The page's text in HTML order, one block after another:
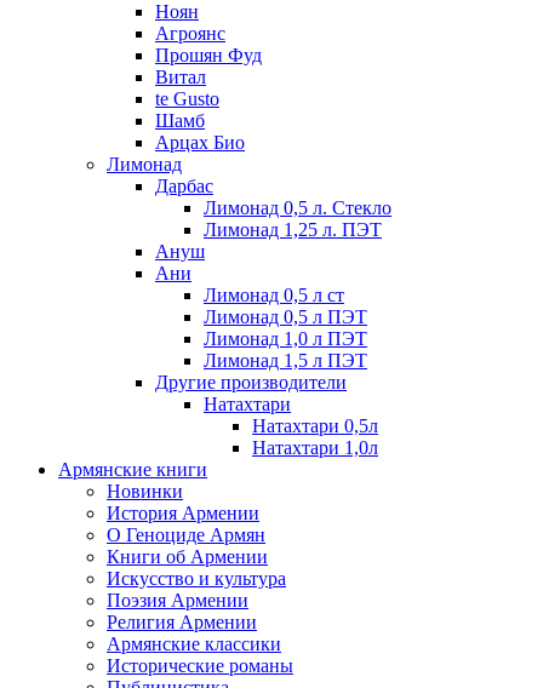
Ноян
Агроянс
Прошян Фуд
Витал
te Gusto
Шамб
Арцах Био
Лимонад
Дарбас
Лимонад 0,5 л. Стекло
Лимонад 1,25 л. ПЭТ
Ануш
Ани
Лимонад 0,5 л ст
Лимонад 0,5 л ПЭТ
Лимонад 1,0 л ПЭТ
Лимонад 1,5 л ПЭТ
Другие производители
Натахтари
Натахтари 0,5л
Натахтари 1,0л
Армянские книги
Новинки
История Армении
О Геноциде Армян
Книги об Армении
Иcкусство и культура
Поэзия Армении
Религия Армении
Армянские классики
Исторические романы